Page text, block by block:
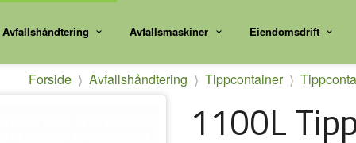
Avfallshåndtering Avfallsmaskiner Eiendomsdrift
Forside Avfallshåndtering Tippcontainer
1100L